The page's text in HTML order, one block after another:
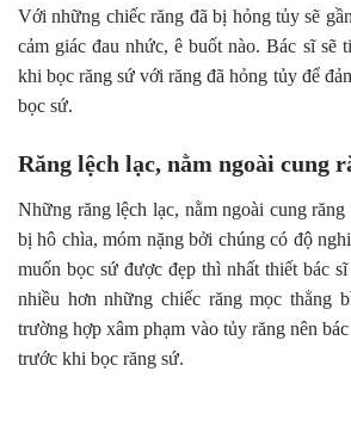
Với những chiếc răng đã bị hỏng tủy sẽ
cảm giác đau nhức, ê buốt nào. Bác sĩ sẽ
khi bọc răng sứ với răng đã hỏng tủy để
bọc sứ.
Răng lệch lạc, nằm ngoài cung
Những răng lệch lạc, nằm ngoài cung
bị hô chìa, móm nặng bởi chúng có độ
muốn bọc sứ được đẹp thì nhất thiết bác
nhiều hơn những chiếc răng mọc thẳng
trường hợp xâm phạm vào tủy răng nên
trước khi bọc răng sứ.